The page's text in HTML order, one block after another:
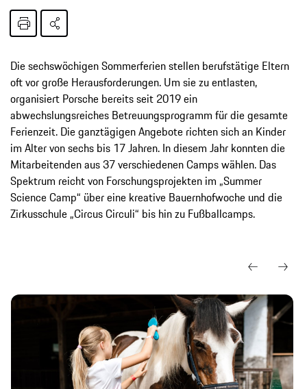
Die sechswöchigen Sommerferien stellen berufstätige Eltern
oft vor große Herausforderungen. Um sie zu entlasten,
organisiert Porsche bereits seit 2019 ein
abwechslungsreiches Betreuungsprogramm für die gesamte
Ferienzeit. Die ganztägigen Angebote richten sich an Kinder
im Alter von sechs bis 17 Jahren. In diesem Jahr konnten die
Mitarbeitenden aus 37 verschiedenen Camps wählen. Das
Spektrum reicht von Forschungsprojekten im „Summer
Science Camp“ über eine kreative Bauernhofwoche und die
Zirkusschule „Circus Circuli“ bis hin zu Fußballcamps.